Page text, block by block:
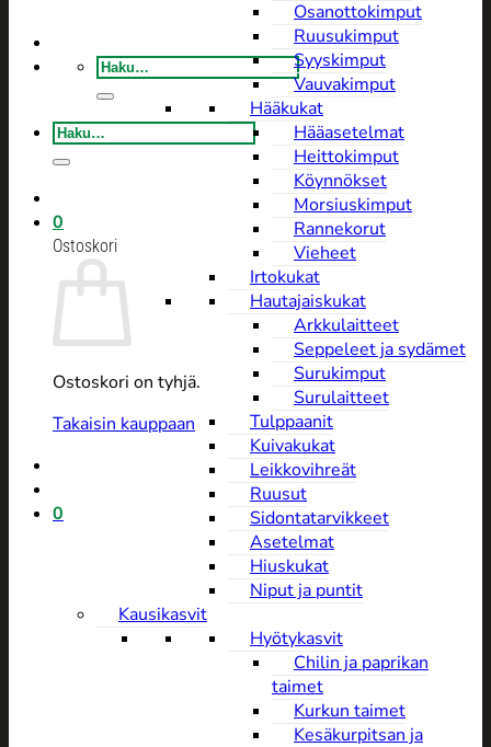
Etsi:
Etsi:
0
Ostoskori
Ostoskori on tyhjä.
Takaisin kauppaan
0
Osanottokimput
Ruusukimput
Syyskimput
Vauvakimput
Hääkukat
Hääasetelmat
Heittokimput
Köynnökset
Morsiuskimput
Rannekorut
Vieheet
Irtokukat
Hautajaiskukat
Arkkulaitteet
Seppeleet ja sydämet
Surukimput
Surulaitteet
Tulppaanit
Kuivakukat
Leikkovihreät
Ruusut
Sidontatarvikkeet
Asetelmat
Hiuskukat
Niput ja puntit
Kausikasvit
Hyötykasvit
Chilin ja paprikan
taimet
Kurkun taimet
Kesäkurpitsan ja